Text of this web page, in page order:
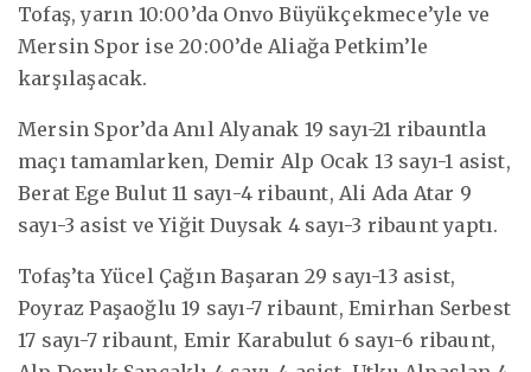
Tofaş, yarın 10:00’da Onvo Büyükçekmece’yle ve
Mersin Spor ise 20:00’de Aliağa Petkim’le
karşılaşacak.
Mersin Spor’da Anıl Alyanak 19 sayı-21 ribauntla
maçı tamamlarken, Demir Alp Ocak 13 sayı-1 asist,
Berat Ege Bulut 11 sayı-4 ribaunt, Ali Ada Atar 9
sayı-3 asist ve Yiğit Duysak 4 sayı-3 ribaunt yaptı.
Tofaş’ta Yücel Çağın Başaran 29 sayı-13 asist,
Poyraz Paşaoğlu 19 sayı-7 ribaunt, Emirhan Serbest
17 sayı-7 ribaunt, Emir Karabulut 6 sayı-6 ribaunt,